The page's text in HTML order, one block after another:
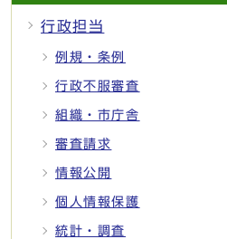
行政担当
例規・条例
行政不服審査
組織・市庁舎
審査請求
情報公開
個人情報保護
統計・調査